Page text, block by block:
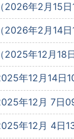
2026年2月15日
2026年2月14日
2025年12月18
年12月14日
年12月 7日
年12月 4日